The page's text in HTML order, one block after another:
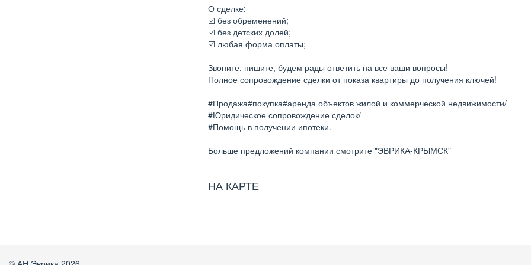
О сделке:
☑️ без обременений;
☑️ без детских долей;
☑️ любая форма оплаты;
Звоните, пишите, будем рады ответить на все ваши вопросы!
Полное сопровождение сделки от показа квартиры до получения ключей!
#Продажа#покупка#аренда объектов жилой и коммерческой недвижимости/
#Юридическое сопровождение сделок/
#Помощь в получении ипотеки.
Больше предложений компании смотрите "ЭВРИКА-КРЫМСК"
НА КАРТЕ